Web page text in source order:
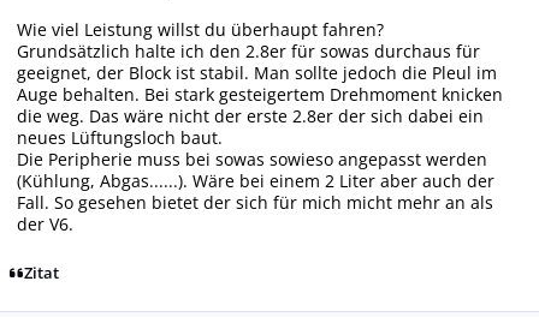
Wie viel Leistung willst du überhaupt fahren?
Grundsätzlich halte ich den 2.8er für sowas durchaus für
geeignet, der Block ist stabil. Man sollte jedoch die Pleul im
Auge behalten. Bei stark gesteigertem Drehmoment knicken
die weg. Das wäre nicht der erste 2.8er der sich dabei ein
neues Lüftungsloch baut.
Die Peripherie muss bei sowas sowieso angepasst werden
(Kühlung, Abgas......). Wäre bei einem 2 Liter aber auch der
Fall. So gesehen bietet der sich für mich micht mehr an als
der V6.
Zitat